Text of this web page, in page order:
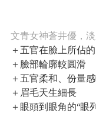
文青女神蒼井優，
＋五官在臉上所佔
＋臉部輪廓較圓滑
＋五官柔和、份量
＋眉毛天生細長
＋眼頭到眼角的“眼